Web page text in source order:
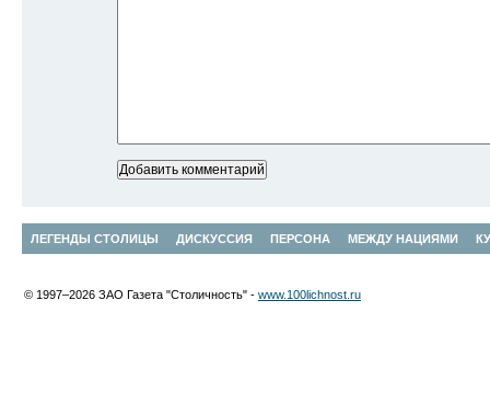
ЛЕГЕНДЫ СТОЛИЦЫ ДИСКУССИЯ ПЕРСОНА МЕЖДУ НАЦИЯМИ
© 1997–2026 ЗАО Газета "Столичность" - www.100lichnost.ru